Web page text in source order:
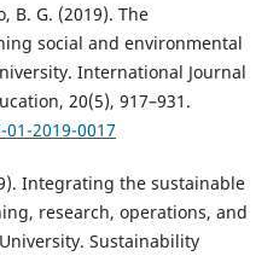
B. G. (2019). The
social and environmental
International Journal
20(5), 917–931.
2019-0017
Integrating the sustainable
research, operations, and
Sustainability